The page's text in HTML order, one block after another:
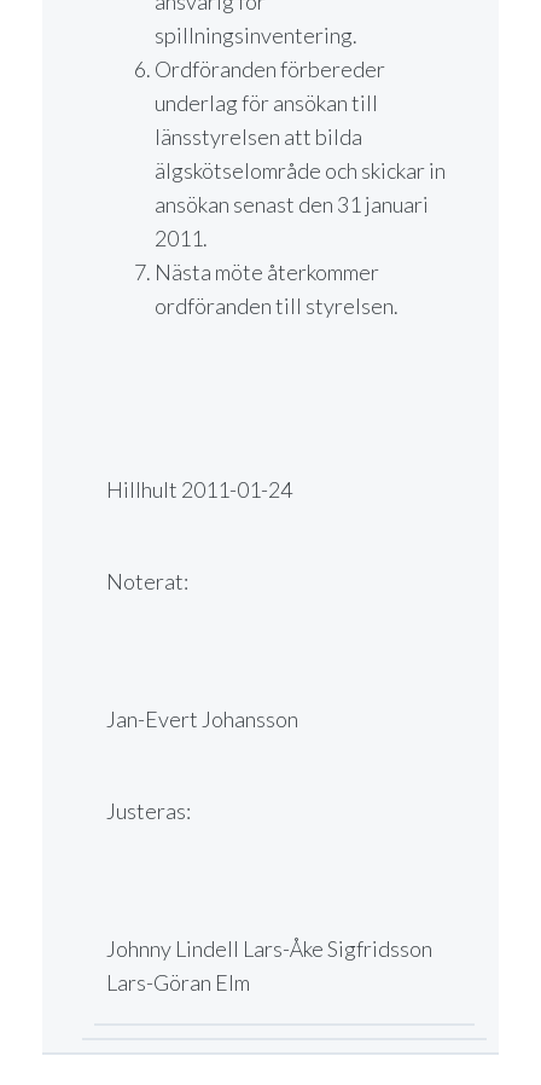
spillningsinventering.
Ordföranden förbereder
underlag för ansökan till
länsstyrelsen att bilda
älgskötselområde och skickar in
ansökan senast den 31 januari
2011.
Nästa möte återkommer
ordföranden till styrelsen.
Hillhult 2011-01-24
Noterat:
Jan-Evert Johansson
Justeras:
Johnny Lindell Lars-Åke Sigfridsson
Lars-Göran Elm